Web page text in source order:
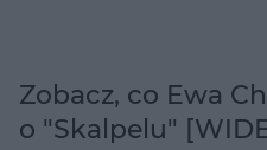
Zobacz, co Ewa
o "Skalpelu"